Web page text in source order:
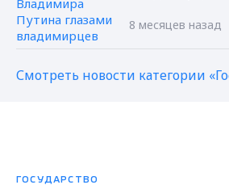
8 месяцев назад
Смотреть новости категории
ГОСУДАРСТВО